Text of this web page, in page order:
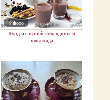
9 фото
Курд из черной смородины и
шоколада